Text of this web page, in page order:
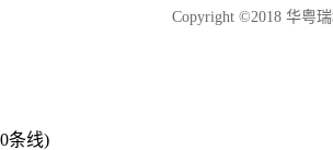
Copyright ©2018 华粤
条线)